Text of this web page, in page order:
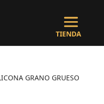
GRANO GRUESO